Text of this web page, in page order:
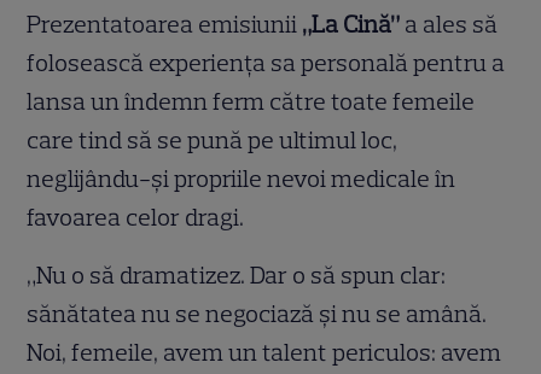
Prezentatoarea emisiunii „La Cină” a ales să
folosească experiența sa personală pentru a
lansa un îndemn ferm către toate femeile
care tind să se pună pe ultimul loc,
neglijându-și propriile nevoi medicale în
favoarea celor dragi.
„Nu o să dramatizez. Dar o să spun clar:
sănătatea nu se negociază și nu se amână.
Noi, femeile, avem un talent periculos: avem